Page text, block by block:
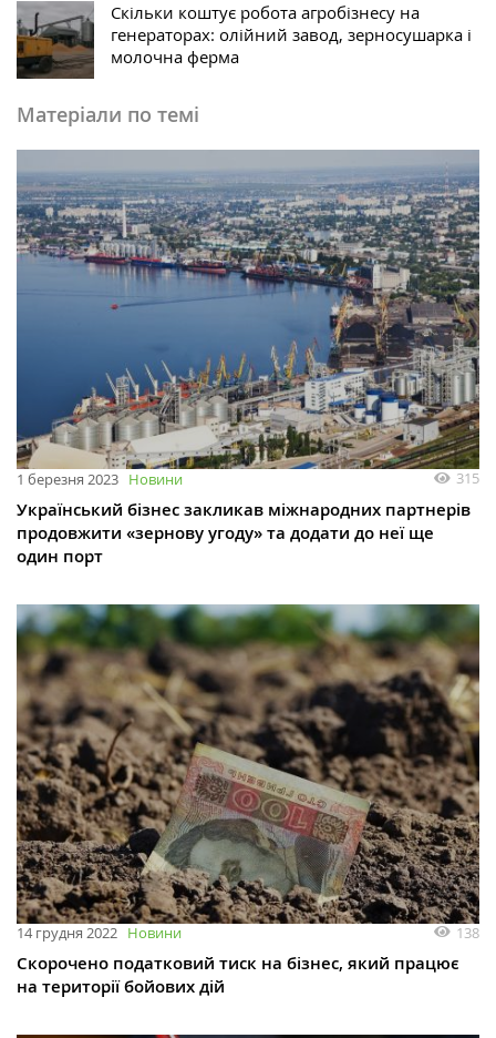
Скільки коштує робота агробізнесу на
генераторах: олійний завод, зерносушарка і
молочна ферма
Матеріали по темі
1 березня 2023 Новини 315
Український бізнес закликав міжнародних партнерів
продовжити «зернову угоду» та додати до неї ще
один порт
14 грудня 2022 Новини 138
Скорочено податковий тиск на бізнес, який працює
на території бойових дій